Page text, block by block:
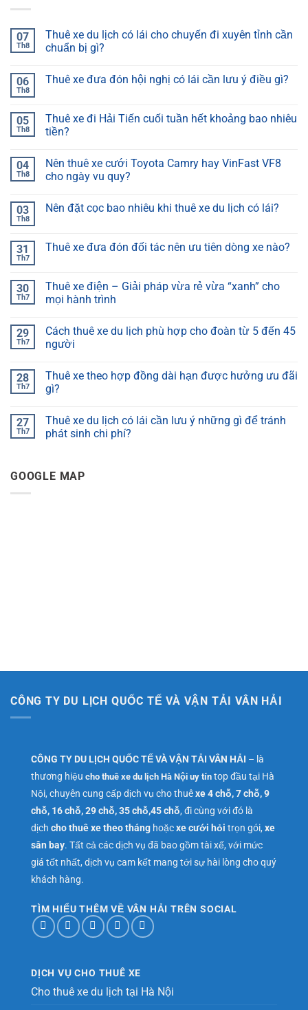
07
Th8
Thuê xe du lịch có lái cho chuyến đi xuyên tỉnh cần
chuẩn bị gì?
06
Th8
Thuê xe đưa đón hội nghị có lái cần lưu ý điều gì?
05
Th8
Thuê xe đi Hải Tiến cuối tuần hết khoảng bao nhiêu
tiền?
04
Th8
Nên thuê xe cưới Toyota Camry hay VinFast VF8
cho ngày vu quy?
03
Th8
Nên đặt cọc bao nhiêu khi thuê xe du lịch có lái?
31
Th7
Thuê xe đưa đón đối tác nên ưu tiên dòng xe nào?
30
Th7
Thuê xe điện – Giải pháp vừa rẻ vừa “xanh” cho
mọi hành trình
29
Th7
Cách thuê xe du lịch phù hợp cho đoàn từ 5 đến 45
người
28
Th7
Thuê xe theo hợp đồng dài hạn được hưởng ưu đãi
gì?
27
Th7
Thuê xe du lịch có lái cần lưu ý những gì để tránh
phát sinh chi phí?
GOOGLE MAP
CÔNG TY DU LỊCH QUỐC TẾ VÀ VẬN TẢI VÂN HẢI
CÔNG TY DU LỊCH QUỐC TẾ VÀ VẬN TẢI VÂN HẢI – là
thương hiệu cho thuê xe du lịch Hà Nội uy tín top đầu tại Hà
Nội, chuyên cung cấp dịch vụ cho thuêxe 4 chỗ, 7 chỗ, 9
chỗ, 16 chỗ, 29 chỗ, 35 chỗ,45 chỗ, đi cùng với đó là
dịch cho thuê xe theo tháng hoặcxe cưới hỏi trọn gói, xe
sân bay. Tất cả các dịch vụ đã bao gồm tài xế, với mức
giá tốt nhất, dịch vụ cam kết mang tới sự hài lòng cho quý
khách hàng.
TÌM HIỂU THÊM VỀ VÂN HẢI TRÊN SOCIAL
DỊCH VỤ CHO THUÊ XE
Cho thuê xe du lịch tại Hà Nội